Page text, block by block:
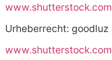
www.shutterstock.com
Urheberrecht: goodluz
www.shutterstock.com